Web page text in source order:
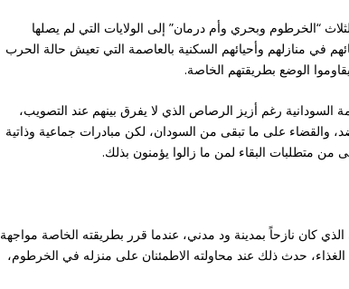
“الخرطوم وبحري وأم درمان” إلى الولايات التي لم يصلها
في منازلهم وأحيائهم السكنية بالعاصمة التي تعيش حالة الحرب
الوضع بطريقتهم الخاصة.
السودانية رغم أزيز الرصاص الذي لا يفرق بينهم عند التصويب،
والقضاء على ما تبقى من السودان، لكن مبادرات جماعية وذاتية
من متطلبات البقاء لمن ما زالوا يؤمنون بذلك.
كان نازحاً بمدينة ود مدني، عندما قرر بطريقته الخاصة مواجهة
حدث ذلك عند محاولته الاطمئنان على منزله في الخرطوم،